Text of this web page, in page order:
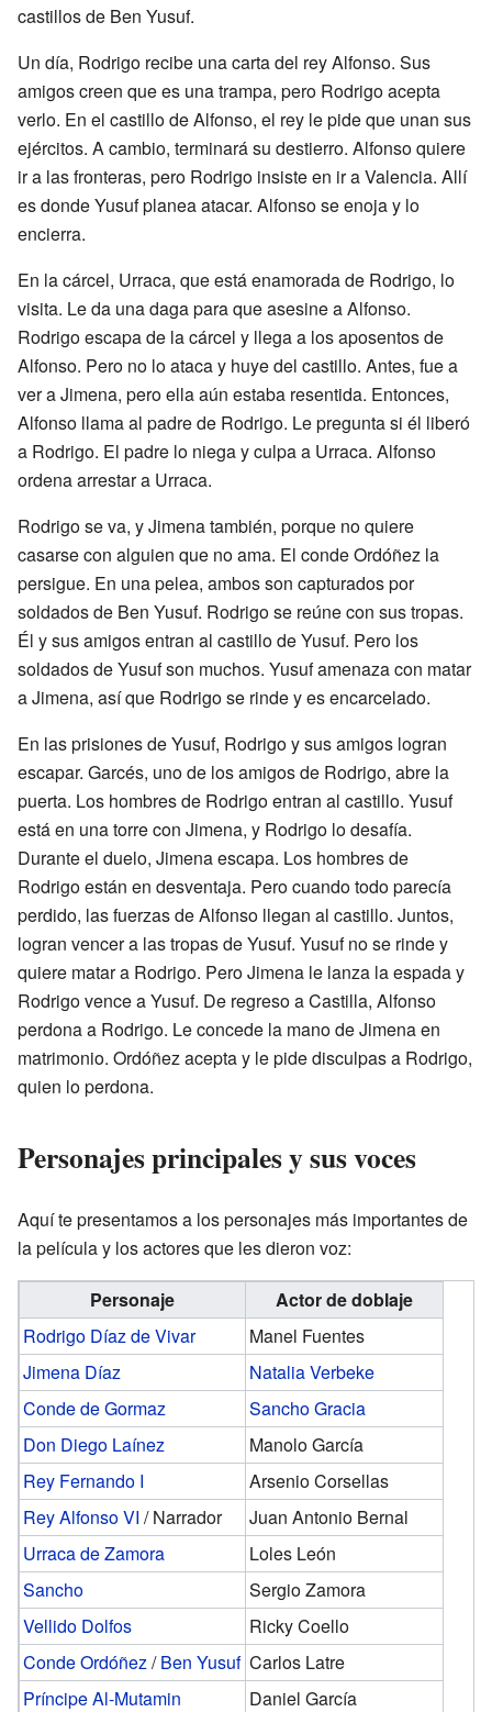
castillos de Ben Yusuf.
Un día, Rodrigo recibe una carta del rey Alfonso. Sus
amigos creen que es una trampa, pero Rodrigo acepta
verlo. En el castillo de Alfonso, el rey le pide que unan sus
ejércitos. A cambio, terminará su destierro. Alfonso quiere
ir a las fronteras, pero Rodrigo insiste en ir a Valencia. Allí
es donde Yusuf planea atacar. Alfonso se enoja y lo
encierra.
En la cárcel, Urraca, que está enamorada de Rodrigo, lo
visita. Le da una daga para que asesine a Alfonso.
Rodrigo escapa de la cárcel y llega a los aposentos de
Alfonso. Pero no lo ataca y huye del castillo. Antes, fue a
ver a Jimena, pero ella aún estaba resentida. Entonces,
Alfonso llama al padre de Rodrigo. Le pregunta si él liberó
a Rodrigo. El padre lo niega y culpa a Urraca. Alfonso
ordena arrestar a Urraca.
Rodrigo se va, y Jimena también, porque no quiere
casarse con alguien que no ama. El conde Ordóñez la
persigue. En una pelea, ambos son capturados por
soldados de Ben Yusuf. Rodrigo se reúne con sus tropas.
Él y sus amigos entran al castillo de Yusuf. Pero los
soldados de Yusuf son muchos. Yusuf amenaza con matar
a Jimena, así que Rodrigo se rinde y es encarcelado.
En las prisiones de Yusuf, Rodrigo y sus amigos logran
escapar. Garcés, uno de los amigos de Rodrigo, abre la
puerta. Los hombres de Rodrigo entran al castillo. Yusuf
está en una torre con Jimena, y Rodrigo lo desafía.
Durante el duelo, Jimena escapa. Los hombres de
Rodrigo están en desventaja. Pero cuando todo parecía
perdido, las fuerzas de Alfonso llegan al castillo. Juntos,
logran vencer a las tropas de Yusuf. Yusuf no se rinde y
quiere matar a Rodrigo. Pero Jimena le lanza la espada y
Rodrigo vence a Yusuf. De regreso a Castilla, Alfonso
perdona a Rodrigo. Le concede la mano de Jimena en
matrimonio. Ordóñez acepta y le pide disculpas a Rodrigo,
quien lo perdona.
Personajes principales y sus voces
Aquí te presentamos a los personajes más importantes de
la película y los actores que les dieron voz:
Personaje
Actor de doblaje
Rodrigo Díaz de Vivar
Manel Fuentes
Jimena Díaz
Natalia Verbeke
Conde de Gormaz
Sancho Gracia
Don Diego Laínez
Manolo García
Rey Fernando I
Arsenio Corsellas
Rey Alfonso VI / Narrador
Juan Antonio Bernal
Urraca de Zamora
Loles León
Sancho
Sergio Zamora
Vellido Dolfos
Ricky Coello
Conde Ordóñez/Ben Yusuf Carlos Latre
Príncipe Al-Mutamin
Daniel García